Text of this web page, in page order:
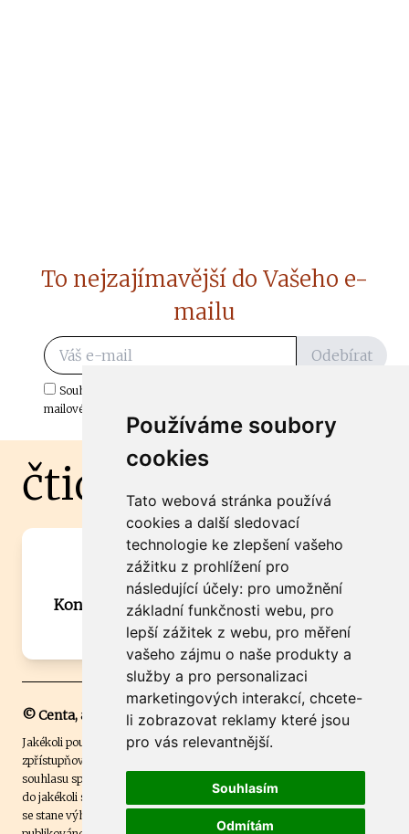
Používáme soubory
cookies
Tato webová stránka používá
cookies a další sledovací
technologie ke zlepšení vašeho
zážitku z prohlížení pro
následující účely: pro umožnění
základní funkčnosti webu, pro
lepší zážitek z webu, pro měření
vašeho zájmu o naše produkty a
služby a pro personalizaci
marketingových interakcí, chcete-
li zobrazovat reklamy které jsou
pro vás relevantnější.
Souhlasím
Odmítám
To nejzajímavější do Vašeho e-
mailu
Odebírat
Souhlasím s odběrem důležitých zpráv ze ČtiDoma.cz do mé e-
mailové schránky.
čtidoma.cz
Máte zajímavou informaci? Chcete
spolupracovat?
Kontaktujte šéfredaktora Martina Chalupu:
chalupa@ctidoma.cz
© Centa, a.s.
Jakékoli použití obsahu včetně převzetí, šíření či dalšího užití a
zpřístupňování textových či obrazových materiálů bez písemného
souhlasu společnosti Centa,a.s. je zakázáno. Čtenář svým přihlášením
do jakékoli soutěže na našem webu dává souhlas s tím, že v případě, že
se stane výhercem této soutěže, může být jeho jméno na webu